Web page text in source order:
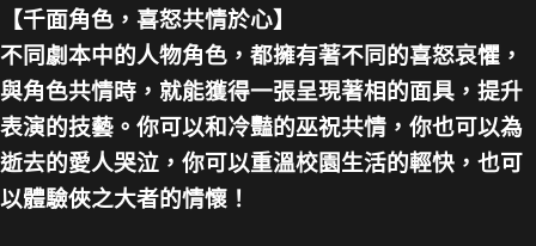
【千面角色，喜怒共情於心】
不同劇本中的人物角色，都擁有著不同的喜怒哀懼，
與角色共情時，就能獲得一張呈現著相的面具，提升
表演的技藝。你可以和冷豔的巫祝共情，你也可以為
逝去的愛人哭泣，你可以重溫校園生活的輕快，也可
以體驗俠之大者的情懷！